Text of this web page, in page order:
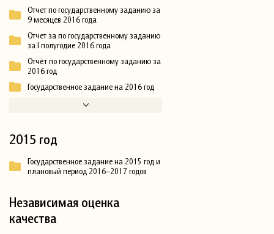
Отчет по государственному заданию за
9 месяцев 2016 года
Отчет за по государственному заданию
за I полугодие 2016 года
Отчёт по государственному заданию за
2016 год
Государственное задание на 2016 год
2015 год
Государственное задание на 2015 год и
плановый период 2016–2017 годов
Независимая оценка
качества